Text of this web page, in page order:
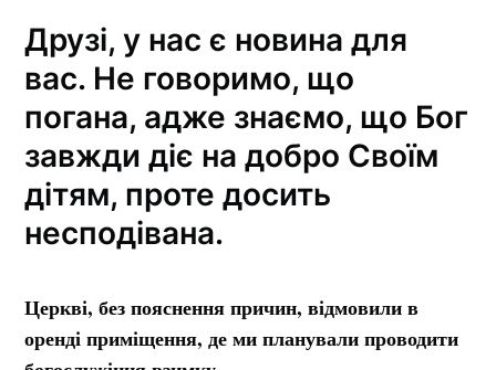
Друзі, у нас є новина для
вас. Не говоримо, що
погана, адже знаємо, що Бог
завжди діє на добро Своїм
дітям, проте досить
несподівана.
Церкві, без пояснення причин, відмовили в
оренді приміщення, де ми планували проводити